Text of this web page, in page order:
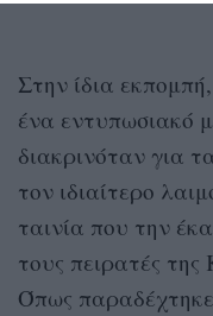
Στην ίδια
ένα εντυπωσιακό
διακρινόταν για
τον ιδιαίτερο
ταινία που την
τους πειρατές της
Όπως